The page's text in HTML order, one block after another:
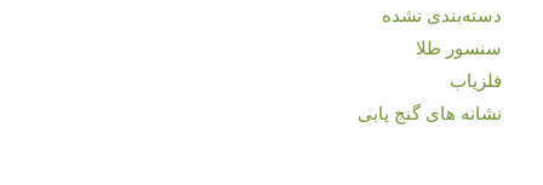
دسته‌بندی نشده
سنسور طلا
فلزیاب
نشانه های گنج یابی